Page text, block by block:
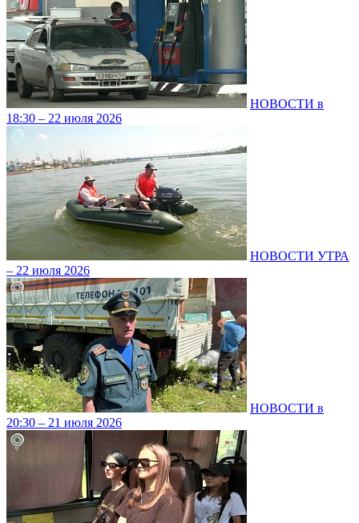
НОВОСТИ в
18:30 – 22 июля 2026
НОВОСТИ УТРА
– 22 июля 2026
НОВОСТИ в
20:30 – 21 июля 2026